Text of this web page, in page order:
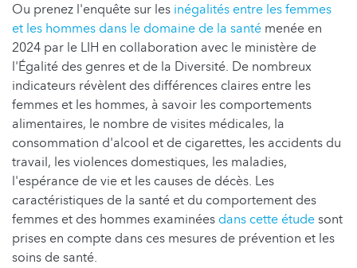
Ou prenez l'enquête sur les inégalités entre les femmes
et les hommes dans le domaine de la santé menée en
2024 par le LIH en collaboration avec le ministère de
l'Égalité des genres et de la Diversité. De nombreux
indicateurs révèlent des différences claires entre les
femmes et les hommes, à savoir les comportements
alimentaires, le nombre de visites médicales, la
consommation d'alcool et de cigarettes, les accidents du
travail, les violences domestiques, les maladies,
l'espérance de vie et les causes de décès. Les
caractéristiques de la santé et du comportement des
femmes et des hommes examinées dans cette étudesont
prises en compte dans ces mesures de prévention et les
soins de santé.